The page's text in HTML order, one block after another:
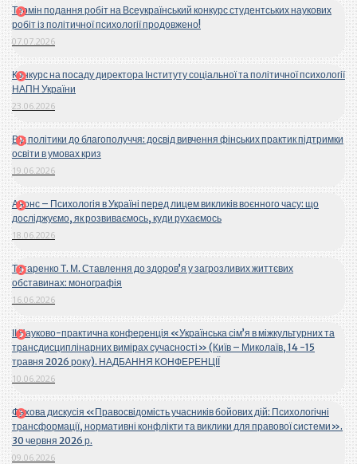
Термін подання робіт на Всеукраїнський конкурс студентських наукових
робіт із політичної психології продовжено!
07.07.2026
Конкурс на посаду директора Інституту соціальної та політичної психології
НАПН України
23.06.2026
Від політики до благополуччя: досвід вивчення фінських практик підтримки
освіти в умовах криз
19.06.2026
Анонс – Психологія в Україні перед лицем викликів воєнного часу: що
досліджуємо, як розвиваємось, куди рухаємось
18.06.2026
Титаренко Т. М. Ставлення до здоров’я у загрозливих життєвих
обставинах: монографія
16.06.2026
ІІ Науково-практична конференція «Українська сім’я в міжкультурних та
трансдисциплінарних вимірах сучасності» (Київ – Миколаїв, 14 -15
травня 2026 року). НАДБАННЯ КОНФЕРЕНЦІЇ
10.06.2026
Фахова дискусія «Правосвідомість учасників бойових дій: Психологічні
трансформації, нормативні конфлікти та виклики для правової системи».
30 червня 2026 р.
09.06.2026